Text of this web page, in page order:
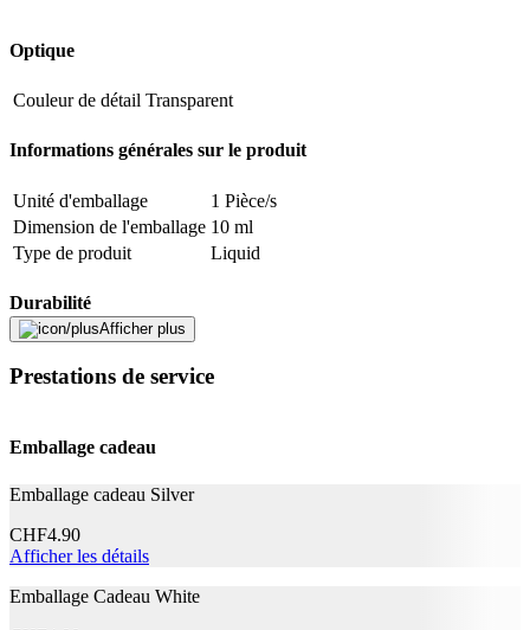
Optique
Couleur de détail Transparent
Informations générales sur le produit
Unité d'emballage
1 Pièce/s
Dimension de l'emballage 10 ml
Type de produit
Liquid
Durabilité
Catégorie de produit
Application
Afficher plus
Prestations de service
Emballage cadeau
Emballage cadeau Silver
CHF4.90
Afficher les détails
Emballage Cadeau White